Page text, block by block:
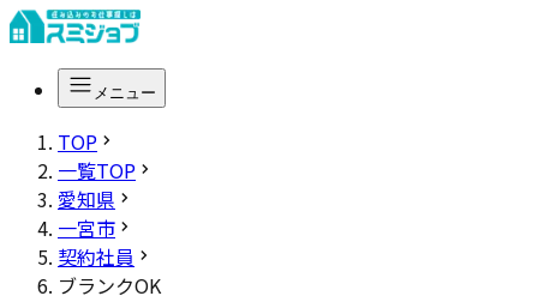
メニュー
TOP
一覧TOP
愛知県
一宮市
契約社員
ブランクOK